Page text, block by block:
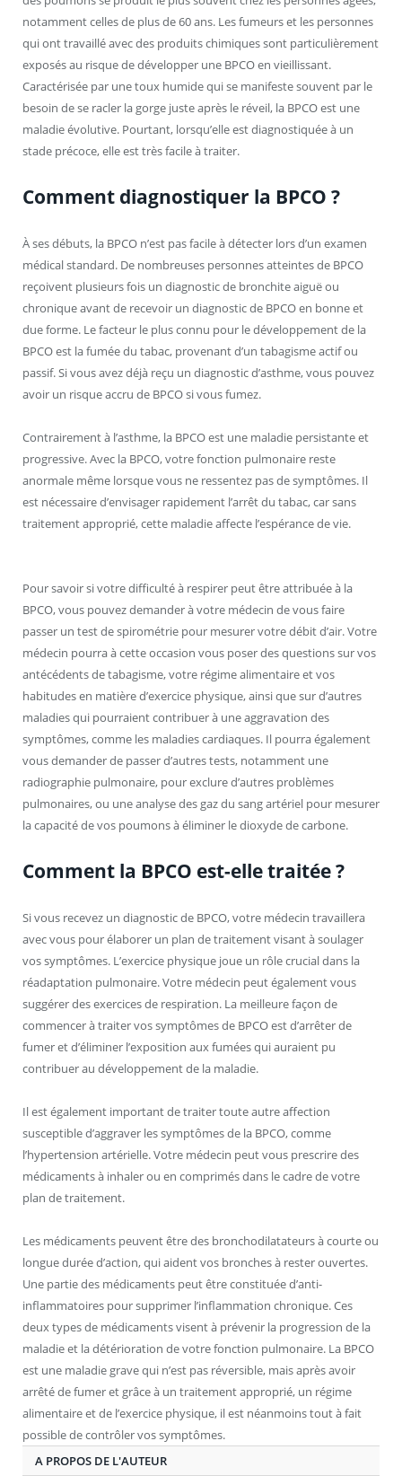
notamment celles de plus de 60 ans. Les fumeurs et les personnes
qui ont travaillé avec des produits chimiques sont particulièrement
exposés au risque de développer une BPCO en vieillissant.
Caractérisée par une toux humide qui se manifeste souvent par le
besoin de se racler la gorge juste après le réveil, la BPCO est une
maladie évolutive. Pourtant, lorsqu’elle est diagnostiquée à un
stade précoce, elle est très facile à traiter.
Comment diagnostiquer la BPCO ?
À ses débuts, la BPCO n’est pas facile à détecter lors d’un examen
médical standard. De nombreuses personnes atteintes de BPCO
reçoivent plusieurs fois un diagnostic de bronchite aiguë ou
chronique avant de recevoir un diagnostic de BPCO en bonne et
due forme. Le facteur le plus connu pour le développement de la
BPCO est la fumée du tabac, provenant d’un tabagisme actif ou
passif. Si vous avez déjà reçu un diagnostic d’asthme, vous pouvez
avoir un risque accru de BPCO si vous fumez.
Contrairement à l’asthme, la BPCO est une maladie persistante et
progressive. Avec la BPCO, votre fonction pulmonaire reste
anormale même lorsque vous ne ressentez pas de symptômes. Il
est nécessaire d’envisager rapidement l’arrêt du tabac, car sans
traitement approprié, cette maladie affecte l’espérance de vie.
Pour savoir si votre difficulté à respirer peut être attribuée à la
BPCO, vous pouvez demander à votre médecin de vous faire
passer un test de spirométrie pour mesurer votre débit d’air. Votre
médecin pourra à cette occasion vous poser des questions sur vos
antécédents de tabagisme, votre régime alimentaire et vos
habitudes en matière d’exercice physique, ainsi que sur d’autres
maladies qui pourraient contribuer à une aggravation des
symptômes, comme les maladies cardiaques. Il pourra également
vous demander de passer d’autres tests, notamment une
radiographie pulmonaire, pour exclure d’autres problèmes
pulmonaires, ou une analyse des gaz du sang artériel pour mesurer
la capacité de vos poumons à éliminer le dioxyde de carbone.
Comment la BPCO est-elle traitée ?
Si vous recevez un diagnostic de BPCO, votre médecin travaillera
avec vous pour élaborer un plan de traitement visant à soulager
vos symptômes. L’exercice physique joue un rôle crucial dans la
réadaptation pulmonaire. Votre médecin peut également vous
suggérer des exercices de respiration. La meilleure façon de
commencer à traiter vos symptômes de BPCO est d’arrêter de
fumer et d’éliminer l’exposition aux fumées qui auraient pu
contribuer au développement de la maladie.
Il est également important de traiter toute autre affection
susceptible d’aggraver les symptômes de la BPCO, comme
l’hypertension artérielle. Votre médecin peut vous prescrire des
médicaments à inhaler ou en comprimés dans le cadre de votre
plan de traitement.
Les médicaments peuvent être des bronchodilatateurs à courte ou
longue durée d’action, qui aident vos bronches à rester ouvertes.
Une partie des médicaments peut être constituée d’anti-
inflammatoires pour supprimer l’inflammation chronique. Ces
deux types de médicaments visent à prévenir la progression de la
maladie et la détérioration de votre fonction pulmonaire. La BPCO
est une maladie grave qui n’est pas réversible, mais après avoir
arrêté de fumer et grâce à un traitement approprié, un régime
alimentaire et de l’exercice physique, il est néanmoins tout à fait
possible de contrôler vos symptômes.
A PROPOS DE L'AUTEUR